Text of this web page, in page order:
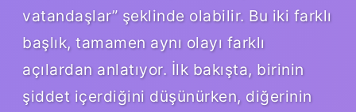
vatandaşlar” şeklinde olabilir. Bu iki farklı
başlık, tamamen aynı olayı farklı
açılardan anlatıyor. İlk bakışta, birinin
şiddet içerdiğini düşünürken, diğerinin